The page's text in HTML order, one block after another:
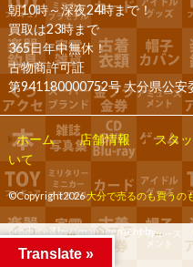
朝10時～深夜24時まで！
買取は23時まで
365日年中無休！
古物商許可証
第941180000752号 大分県公安
ホーム 店舗情報 スタ
いて
©Copyright2026大分で売るのも買うの
produced by...management by...
Translate »